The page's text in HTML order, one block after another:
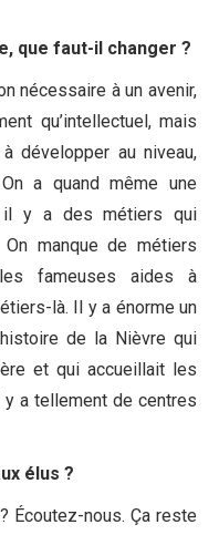
que faut-il changer ?
nécessaire à un avenir,
qu’intellectuel, mais
développer au niveau,
a quand même une
y a des métiers qui
manque de métiers
fameuses aides à
là. Il y a énorme un
de la Nièvre qui
et qui accueillait les
y a tellement de centres
élus ?
Écoutez-nous. Ça reste